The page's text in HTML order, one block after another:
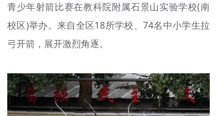
榜样人物
+
身边好人
北京宣传文化引导基金
宣传思想文化人才
青少年射箭比赛在教科院附属石景山实验学校(南
校区)举办。来自全区18所学校、74名中小学生拉
弓开箭，展开激烈角逐。